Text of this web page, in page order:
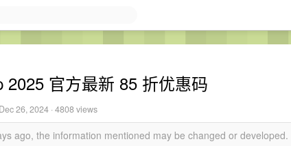
2025 官方最新 85 折优惠码
Dec 26, 2024 · 4808 views
ago, the information mentioned may be changed or developed.